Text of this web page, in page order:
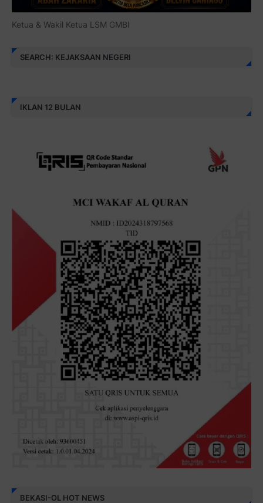
Ketua & Wakil Ketua LSM GMBI
SEARCH: KEJAKSAAN NEGERI
IKLAN 12 BULAN
BEKASI-OL HOT NEWS